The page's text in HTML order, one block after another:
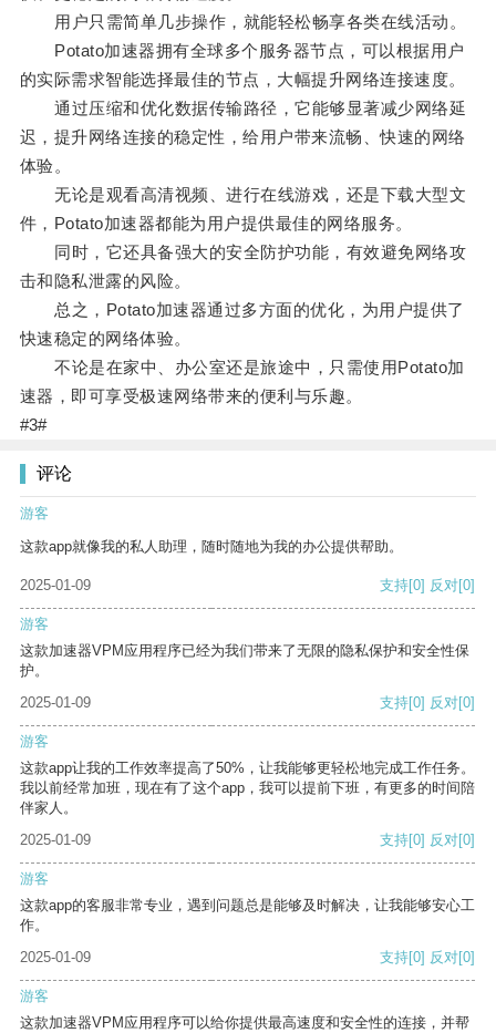
用户只需简单几步操作，就能轻松畅享各类在线活动。
Potato加速器拥有全球多个服务器节点，可以根据用户
的实际需求智能选择最佳的节点，大幅提升网络连接速度。
通过压缩和优化数据传输路径，它能够显著减少网络延
迟，提升网络连接的稳定性，给用户带来流畅、快速的网络
体验。
无论是观看高清视频、进行在线游戏，还是下载大型文
件，Potato加速器都能为用户提供最佳的网络服务。
同时，它还具备强大的安全防护功能，有效避免网络攻
击和隐私泄露的风险。
总之，Potato加速器通过多方面的优化，为用户提供了
快速稳定的网络体验。
不论是在家中、办公室还是旅途中，只需使用Potato加
速器，即可享受极速网络带来的便利与乐趣。
#3#
评论
游客
这款app就像我的私人助理，随时随地为我的办公提供帮助。
2025-01-09 支持[0] 反对[0]
游客
这款加速器VPM应用程序已经为我们带来了无限的隐私保护和安全性保
护。
2025-01-09
支持[0] 反对[0]
游客
这款app让我的工作效率提高了50%，让我能够更轻松地完成工作任务。
我以前经常加班，现在有了这个app，我可以提前下班，有更多的时间陪
伴家人。
2025-01-09
支持[0] 反对[0]
游客
这款app的客服非常专业，遇到问题总是能够及时解决，让我能够安心工
作。
2025-01-09
支持[0] 反对[0]
游客
这款加速器VPM应用程序可以给你提供最高速度和安全性的连接，并帮